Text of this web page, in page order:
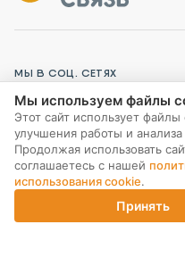
Корзина
МЫ В СОЦ. СЕТЯХ
ПОДПИСКА НА РАССЫЛКУ
Мы используем файлы
Этот сайт использует
улучшения работы и анализа
Продолжая использовать
соглашаетесь с нашей
использования cookie.
Принять